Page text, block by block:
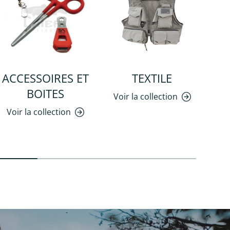
ACCESSOIRES ET
BOITES
Voir la collection
TEXTILE
Voir la collection